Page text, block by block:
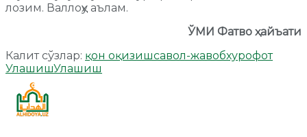
лозим. Валлоҳу аълам.
ЎМИ Фатво ҳайъати
Калит сўзлар: қон оқизишсавол-жавобхурофот
УлашишУлашиш